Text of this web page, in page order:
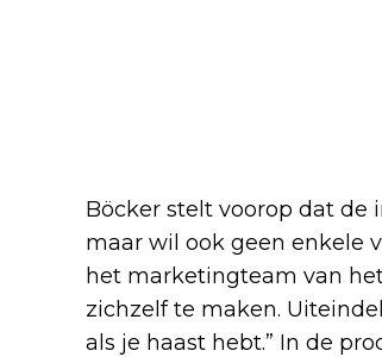
Böcker stelt voorop dat de
maar wil ook geen enkele
het marketingteam van
zichzelf te maken.
als je haast hebt.” In de